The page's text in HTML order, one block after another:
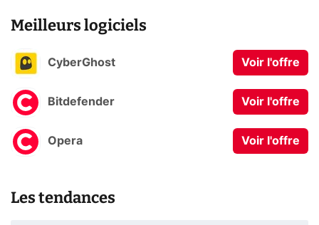
Meilleurs logiciels
CyberGhost Voir l'offre
Bitdefender Voir l'offre
Opera Voir l'offre
Les tendances